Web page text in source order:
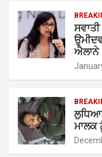
ਐਲਾਨੇ
ਮਾਲਕ